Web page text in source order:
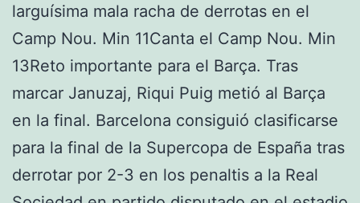
larguísima mala racha de derrotas en el
Camp Nou. Min 11Canta el Camp Nou. Min
13Reto importante para el Barça. Tras
marcar Januzaj, Riqui Puig metió al Barça
en la final. Barcelona consiguió clasificarse
para la final de la Supercopa de España tras
derrotar por 2-3 en los penaltis a la Real